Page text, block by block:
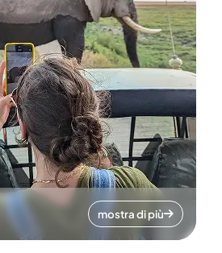
mostra di più